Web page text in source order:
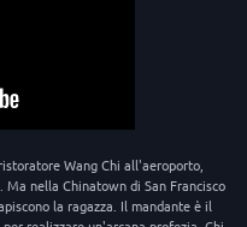
Wang Chi all'aeroporto,
nella Chinatown di San Francisco
la ragazza. Il mandante è il